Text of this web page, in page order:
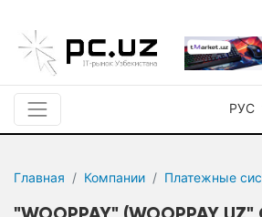
РУС
Главная Компании Платежные